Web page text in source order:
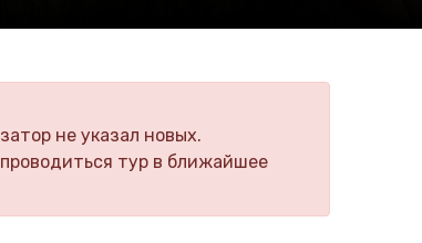
не указал новых.
тур в ближайшее